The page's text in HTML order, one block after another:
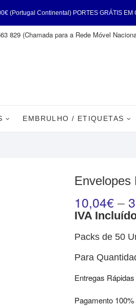
PORTES GRÁTIS EM COMPRAS > 200€
PORTES GRÁTIS EM
829 (Chamada para a Rede Móvel
EMBRULHO / ETIQUETAS
Envelopes
10,04€–
IVA
Packs de 50
Para
Entregas Rápidas
Pagamento